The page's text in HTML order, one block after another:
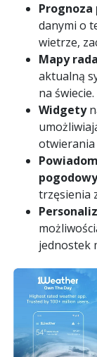
Prognoza
danymi o
wietrze,
Mapy
aktualną
na świecie.
Widgety
otwierania
trzęsienia
jednostek